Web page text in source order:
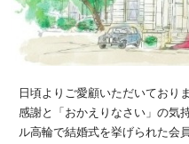
日頃よりご愛顧いただいており
感謝と「おかえりなさい」の気
ル高輪で結婚式を挙げられた会